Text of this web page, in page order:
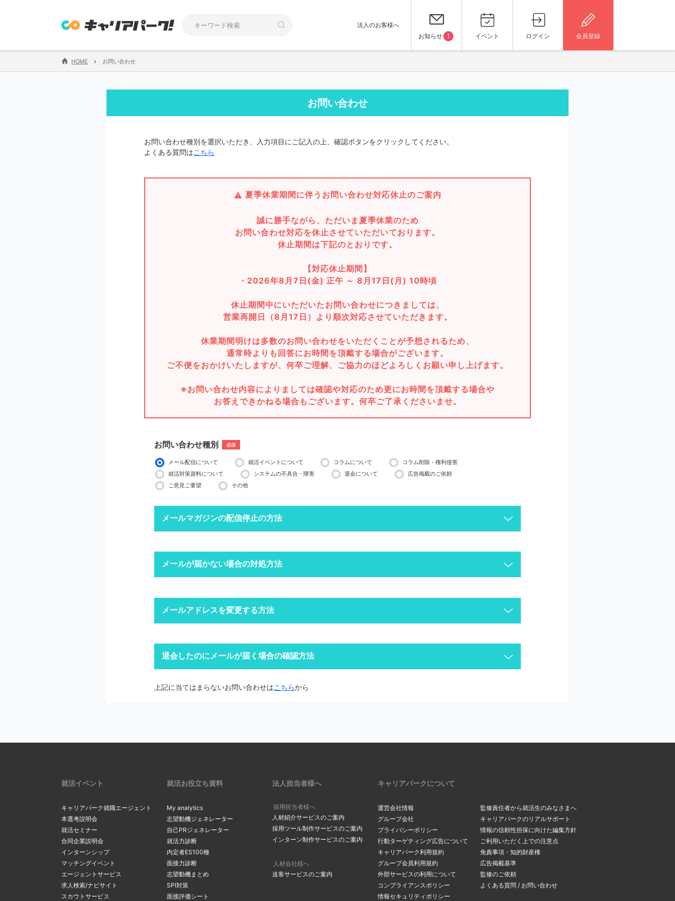
法人のお客様へ
お知らせ 1 イベント ログイン 会員登録
HOME › お問い合わせ
お問い合わせ
お問い合わせ種別を選択いただき、入力項目にご記入の上、確認ボタンをクリックしてください。
よくある質問はこちら
夏季休業期間に伴うお問い合わせ対応休止のご案内
誠に勝手ながら、ただいま夏季休業のため
お問い合わせ対応を休止させていただいております。
休止期間は下記のとおりです。
【対応休止期間】
・2026年8月7日(金) 正午 ～ 8月17日(月) 10時頃
休止期間中にいただいたお問い合わせにつきましては、
営業再開日（8月17日）より順次対応させていただきます。
休業期間明けは多数のお問い合わせをいただくことが予想されるため、
通常時よりも回答にお時間を頂戴する場合がございます。
ご不便をおかけいたしますが、何卒ご理解、ご協力のほどよろしくお願い申し上げます。
※お問い合わせ内容によりましては確認や対応のため更にお時間を頂戴する場合や
お答えできかねる場合もございます。何卒ご了承くださいませ。
お問い合わせ種別 必須
メール配信について 就活イベントについて コラムについて
コラム削除・権利侵害
就活対策資料について
システムの不具合・障害 退会について
広告掲載のご依頼
ご意見ご要望
その他
メールマガジンの配信停止の方法
配信停止までに2〜3営業日ほどかかる場合がございますのでご了承ください。
上記にて、解決しない場合はこちらからお問い合わせください
メールが届かない場合の対処方法
1
2
ドメイン指定受信の設定をされていませんか？
メールの設定画面から「@careerpark.jp」からのメールを受け取るように設定してください。
Softbankの方はこちら
内のメールを削除し空き容量の確保をお願いします。
間違ったメールアドレスご登録されていませんか？
カンマ（，）や、ドット（．）などにお間違いがございませんか？
マイページ内の「
」にて登録アドレスを確認することができます。
間違ったアドレスを入力されていた場合はマイページメニューの「
メールアドレスの変更ページ 」よりメー
ルアドレスの変更をお願いします。
メールアドレスを変更する方法
1
「ログイン」からログインをしてください。
※ID・パスワードを忘れた方はこちら
リックしてください。
現在のメールアドレスが表示されます。変更
」をクリックしてください。
「新たなメールアドレス」に、登録を希望す
るメールアドレスを入力し「メールアドレス
変更」ボタンをクリックしてください。
退会したのにメールが届く場合の確認方法
メールの配信停止手続きには、2～3日程度お時間をいただいております。
上記に当てはまらないお問い合わせはこちらから
就活イベント
キャリアパーク就職エージェント
本選考説明会
就活セミナー
合同企業説明会
インターンシップ
マッチングイベント
エージェントサービス
求人検索/ナビサイト
スカウトサービス
就活お役立ち資料
My analytics
志望動機ジェネレーター
自己PRジェネレーター
就活力診断
内定者ES100種
面接力診断
志望動機まとめ
SPI対策
面接評価シート
法人担当者様へ
採用担当者様へ
人材紹介サービスのご案内
採用ツール制作サービスのご案内
インターン制作サービスのご案内
人材会社様へ
送客サービスのご案内
キャリアパークについて
運営会社情報
グループ会社
プライバシーポリシー
行動ターゲティング広告について
キャリアパーク利用規約
グループ会員利用規約
外部サービスの利用について
コンプライアンスポリシー
情報セキュリティポリシー
監修責任者から就活生のみなさまへ
キャリアパークのリアルサポート
情報の信頼性担保に向けた編集方針
ご利用いただく上での注意点
免責事項・知的財産権
広告掲載基準
監修のご依頼
よくある質問 / お問い合わせ